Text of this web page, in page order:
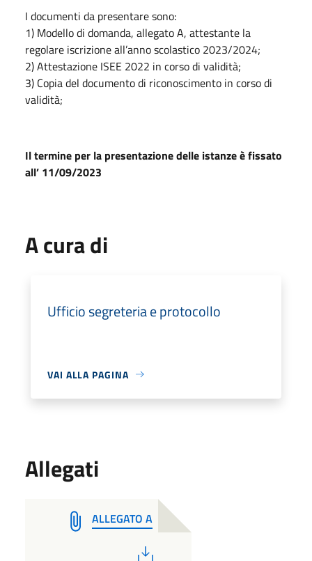
I documenti da presentare sono:
1) Modello di domanda, allegato A, attestante la
regolare iscrizione all’anno scolastico 2023/2024;
2) Attestazione ISEE 2022 in corso di validità;
3) Copia del documento di riconoscimento in corso di
validità;
Il termine per la presentazione delle istanze è fissato
all’ 11/09/2023
A cura di
Ufficio segreteria e protocollo
VAI ALLA PAGINA
Allegati
ALLEGATO A